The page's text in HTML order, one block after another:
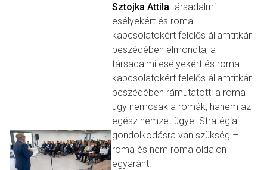
Sztojka Attila társadalmi
esélyekért és roma
kapcsolatokért felelős államtitkár
beszédében elmondta, a
társadalmi esélyekért és roma
kapcsolatokért felelős államtitkár
beszédében rámutatott: a roma
ügy nemcsak a romák, hanem az
egész nemzet ügye. Stratégiai
gondolkodásra van szükség –
roma és nem roma oldalon
egyaránt.